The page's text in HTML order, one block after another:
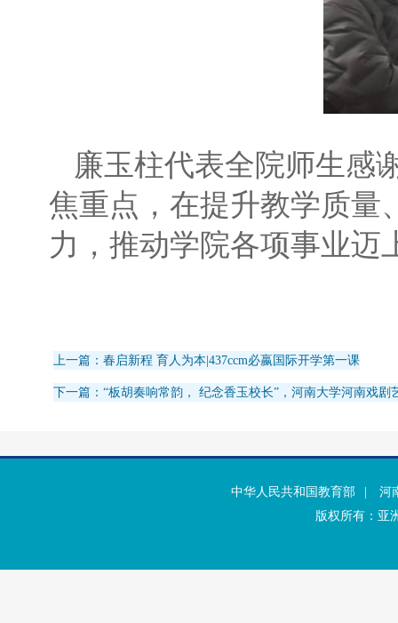
廉玉柱代表全院师生感
焦重点，在提升教学质量
力，推动学院各项事业迈
上一篇：春启新程 育人为本|437ccm必嬴国际开学第一课
下一篇：“板胡奏响常韵， 纪念香玉校长”，河南大学河南戏
中华人民共和国教育部 |
河
版权所有：亚